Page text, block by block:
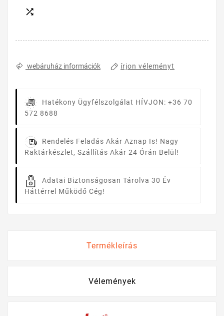

webáruház információk írjon véleményt
Hatékony Ügyfélszolgálat HÍVJON: +36 70
572 8688
Rendelés Feladás Akár Aznap Is! Nagy
Raktárkészlet, Szállítás Akár 24 Órán Belül!
Adatai Biztonságosan Tárolva 30 Év
Háttérrel Működő Cég!
Termékleírás
Vélemények